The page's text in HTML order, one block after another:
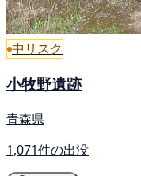
中リスク
小牧野遺跡
青森県
1,071件の出没